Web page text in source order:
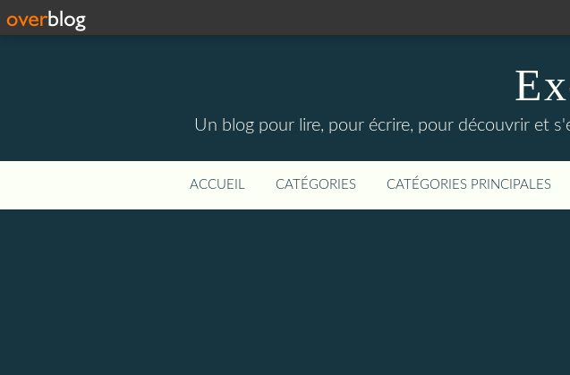
Un blog pour lire, pour écrire, pour découvrir et
ACCUEIL CATÉGORIES CATÉGORIES PRINCIPALES